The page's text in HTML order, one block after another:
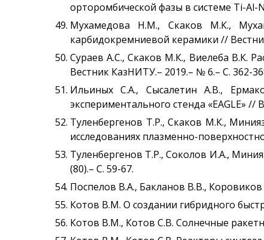
орторомбической фазы в системе Ti-Al-
Мухамедова Н.М., Скаков М.К.,
карбидокремниевой керамики //
Сураев А.С., Скаков М.К., Виелеба В.К.
Вестник КазНИТУ.– 2019.– № 6.– С. 362-
Ильиных С.А., Сысалетин А.В.,
экспериментального стенда «EAGLE» //
Туленбергенов Т.Р., Скаков М.К.,
исследованиях плазменно-
Туленбергенов Т.Р., Соколов И.А.,
(80).– С. 59-67.
Поспелов В.А., Бакланов В.В.,
Котов В.М. О создании гибридного
Котов В.М., Котов С.В. Солнечные